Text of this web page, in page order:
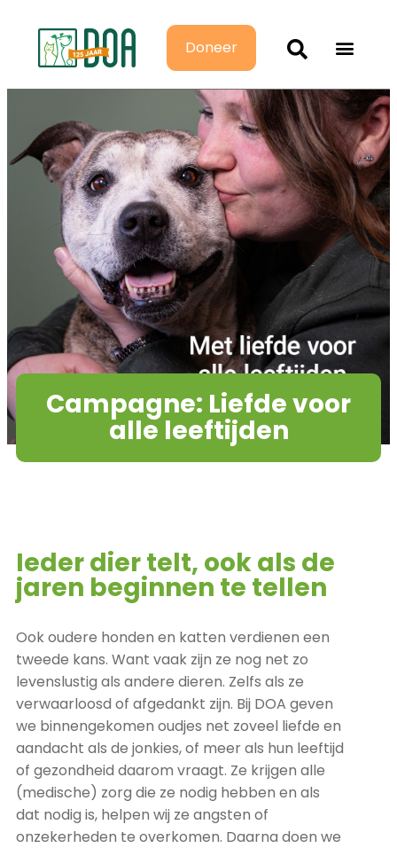
Doneer
Campagne: Liefde voor
alle leeftijden
Ieder dier telt, ook als de
jaren beginnen te tellen
Ook oudere honden en katten verdienen een
tweede kans. Want vaak zijn ze nog net zo
levenslustig als andere dieren. Zelfs als ze
verwaarloosd of afgedankt zijn. Bij DOA geven
we binnengekomen oudjes net zoveel liefde en
aandacht als de jonkies, of meer als hun leeftijd
of gezondheid daarom vraagt. Ze krijgen alle
(medische) zorg die ze nodig hebben en als
dat nodig is, helpen wij ze angsten of
onzekerheden te overkomen. Daarna doen we